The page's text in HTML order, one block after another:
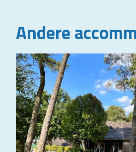
Andere